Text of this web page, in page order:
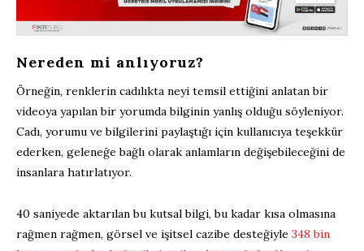
Nereden mi anlıyoruz?
Örneğin, renklerin cadılıkta neyi temsil ettiğini anlatan bir
videoya yapılan bir yorumda bilginin yanlış olduğu söyleniyor.
Cadı, yorumu ve bilgilerini paylaştığı için kullanıcıya teşekkür
ederken, geleneğe bağlı olarak anlamların değişebileceğini de
insanlara hatırlatıyor.
40 saniyede aktarılan bu kutsal bilgi, bu kadar kısa olmasına
rağmen rağmen, görsel ve işitsel cazibe desteğiyle 348 bin